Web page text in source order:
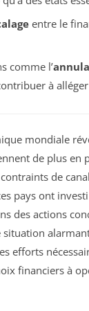
entre le
comme l’
à
mondiale
de plus en
de
pays ont
des actions
situation
efforts
financiers à